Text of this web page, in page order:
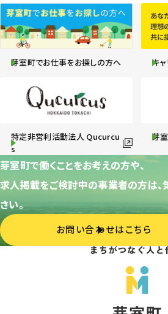
芽室町でお仕事をお探しの方へ キ
特定非営利活動法人 Qucurcu
s
芽
芽室町で働くことをお考えの方や、
求人掲載をご検討中の事業者の方は、
さい。
お問い合わせはこちら